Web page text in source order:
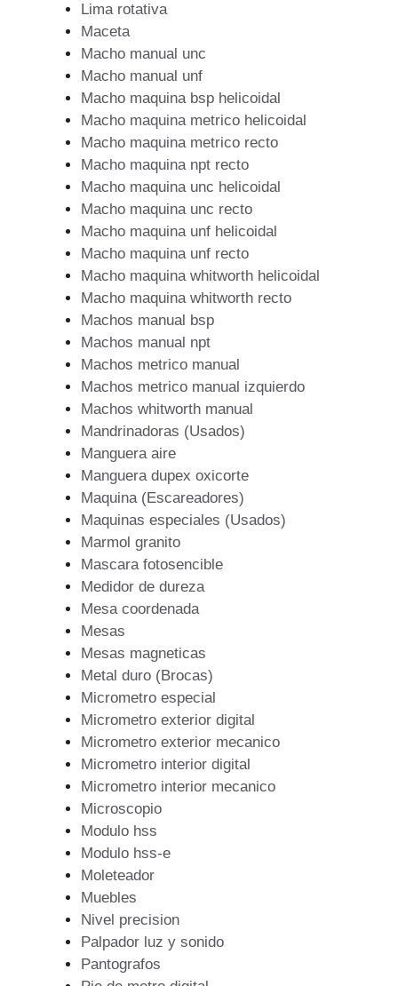
Lima rotativa
Maceta
Macho manual unc
Macho manual unf
Macho maquina bsp helicoidal
Macho maquina metrico helicoidal
Macho maquina metrico recto
Macho maquina npt recto
Macho maquina unc helicoidal
Macho maquina unc recto
Macho maquina unf helicoidal
Macho maquina unf recto
Macho maquina whitworth helicoidal
Macho maquina whitworth recto
Machos manual bsp
Machos manual npt
Machos metrico manual
Machos metrico manual izquierdo
Machos whitworth manual
Mandrinadoras (Usados)
Manguera aire
Manguera dupex oxicorte
Maquina (Escareadores)
Maquinas especiales (Usados)
Marmol granito
Mascara fotosencible
Medidor de dureza
Mesa coordenada
Mesas
Mesas magneticas
Metal duro (Brocas)
Micrometro especial
Micrometro exterior digital
Micrometro exterior mecanico
Micrometro interior digital
Micrometro interior mecanico
Microscopio
Modulo hss
Modulo hss-e
Moleteador
Muebles
Nivel precision
Palpador luz y sonido
Pantografos